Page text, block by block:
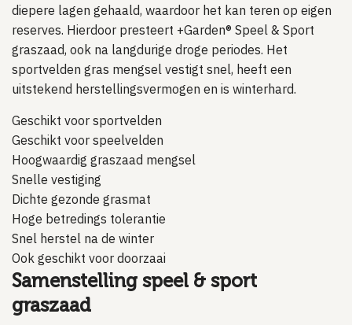
diepere lagen gehaald, waardoor het kan teren op eigen
reserves. Hierdoor presteert +Garden® Speel & Sport
graszaad, ook na langdurige droge periodes. Het
sportvelden gras mengsel vestigt snel, heeft een
uitstekend herstellingsvermogen en is winterhard.
Geschikt voor sportvelden
Geschikt voor speelvelden
Hoogwaardig graszaad mengsel
Snelle vestiging
Dichte gezonde grasmat
Hoge betredings tolerantie
Snel herstel na de winter
Ook geschikt voor doorzaai
Samenstelling speel & sport
graszaad